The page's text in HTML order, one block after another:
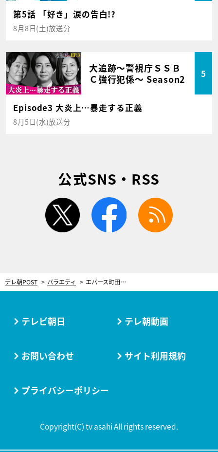
第5話 「好き」涙の告白!?
8月8日(土)放送分
大追跡～警視庁ＳＳＢ
Ｃ強行犯係～ Season2
5
Episode3 大炎上…暴走する正義
8月5日(水)放送分
公式SNS・RSS
twitter facebook
テレ朝POST バラエティ エバース町田、“モノマネ”で勢い余ってセットを破壊！「むちゃくちゃやコイツ！」
テレビ朝日 テレ朝動画
お問い合わせ サイト利用規約
プライバシーポリシー
Copyright(C) tv asahi All rights reserved.